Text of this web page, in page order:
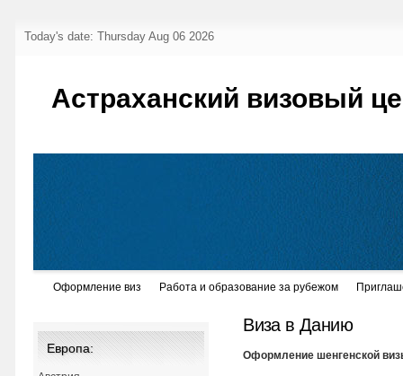
Today's date: Thursday Aug 06 2026
Астраханский визовый
Оформление виз Работа и образование за рубежом
Виза в Данию
Оформление шенгенской
Европа: